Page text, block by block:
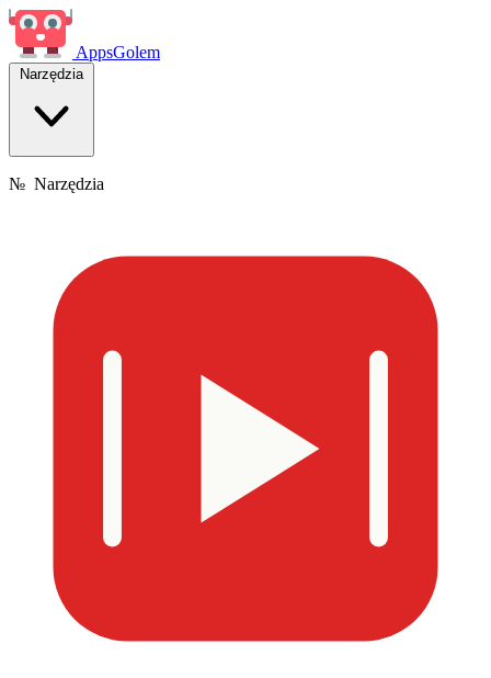
AppsGolem
Narzędzia
№ Narzędzia